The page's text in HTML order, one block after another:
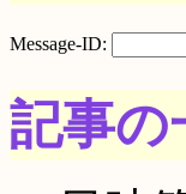
Message-ID:
記事の